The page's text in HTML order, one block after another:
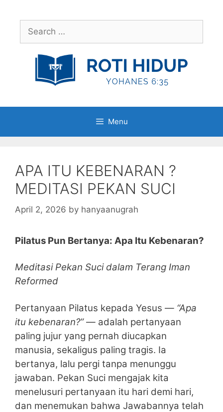
contentSearch
for:
Menu
APA ITU KEBENARAN ?
MEDITASI PEKAN SUCI
April 2, 2026 by hanyaanugrah
Pilatus Pun Bertanya: Apa Itu Kebenaran?
Meditasi Pekan Suci dalam Terang Iman
Reformed
Pertanyaan Pilatus kepada Yesus — “Apa
itu kebenaran?”— adalah pertanyaan
paling jujur yang pernah diucapkan
manusia, sekaligus paling tragis. Ia
bertanya, lalu pergi tanpa menunggu
jawaban. Pekan Suci mengajak kita
menelusuri pertanyaan itu hari demi hari,
dan menemukan bahwa Jawabannya telah